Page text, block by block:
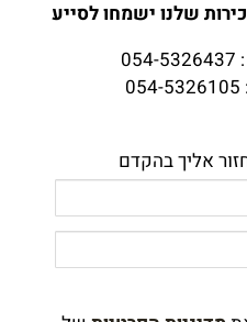
שלנו ישמחו לסייע
אליך בהקדם